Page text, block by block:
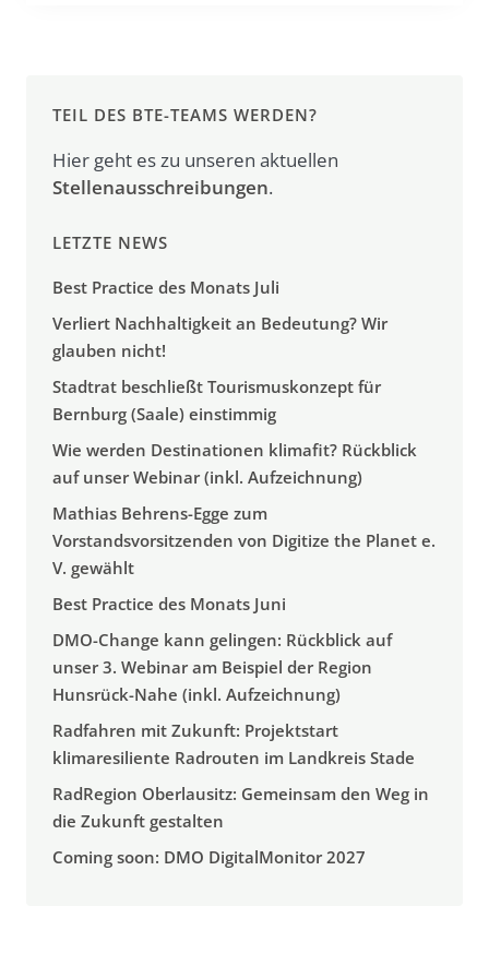
TEIL DES BTE-TEAMS WERDEN?
Hier geht es zu unseren aktuellen
Stellenausschreibungen.
LETZTE NEWS
Best Practice des Monats Juli
Verliert Nachhaltigkeit an Bedeutung? Wir
glauben nicht!
Stadtrat beschließt Tourismuskonzept für
Bernburg (Saale) einstimmig
Wie werden Destinationen klimafit? Rückblick
auf unser Webinar (inkl. Aufzeichnung)
Mathias Behrens-Egge zum
Vorstandsvorsitzenden von Digitize the Planet e.
V. gewählt
Best Practice des Monats Juni
DMO-Change kann gelingen: Rückblick auf
unser 3. Webinar am Beispiel der Region
Hunsrück-Nahe (inkl. Aufzeichnung)
Radfahren mit Zukunft: Projektstart
klimaresiliente Radrouten im Landkreis Stade
RadRegion Oberlausitz: Gemeinsam den Weg in
die Zukunft gestalten
Coming soon: DMO DigitalMonitor 2027